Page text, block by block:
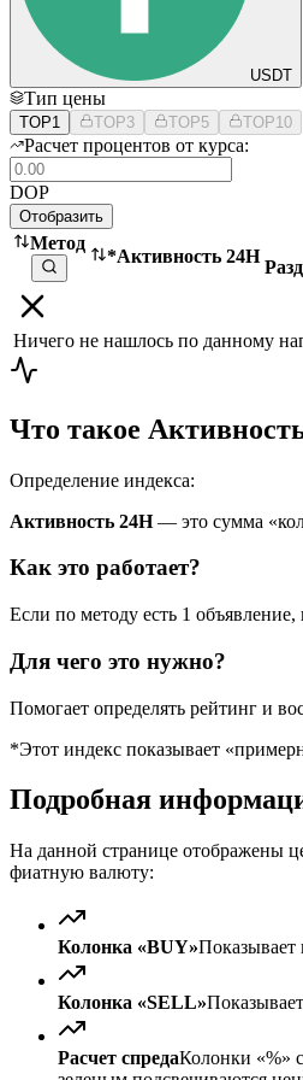
USDT
Тип цены
TOP1 TOP3 TOP5 TOP10
Расчет процентов от курса:
DOP
Отобразить
Метод
*Активность 24H
Ничего не нашлось по данному
Что такое
Определение индекса:
Активность 24H— это сумма
Как это работает?
Если по методу есть 1 объявление,
Для чего это нужно?
Помогает определять рейтинг и
*Этот индекс показывает
Подробная
На данной странице отображены
фиатную валюту:
Колонка «BUY»Показывает
Колонка «SELL»
Расчет спредаКолонки «%»